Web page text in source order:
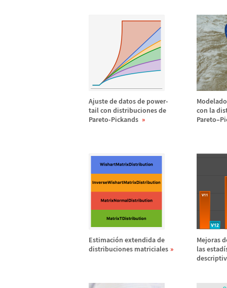
Ajuste de datos de power-
tail con distribuciones de
Pareto-Pickands
con la
Pareto–
Estimación extendida de
distribuciones matriciales
Mejoras
las estadí